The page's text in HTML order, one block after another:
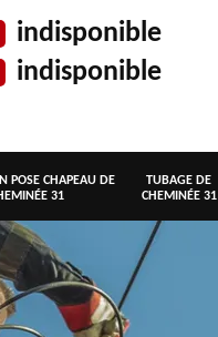
indisponible
indisponible
POSE CHAPEAU DE
31
TUBAGE DE
CHEMINÉE 31